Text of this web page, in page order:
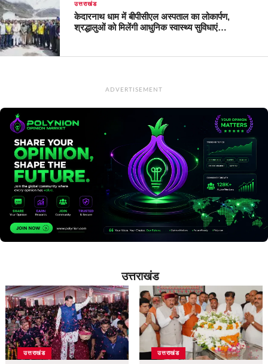
उत्तराखंड
केदारनाथ धाम में बीपीसीएल अस्पताल का लोकार्पण,
श्रद्धालुओं को मिलेंगी आधुनिक स्वास्थ्य सुविधाएं…
ADVERTISEMENT
उत्तराखंड
उत्तराखंड उत्तराखंड